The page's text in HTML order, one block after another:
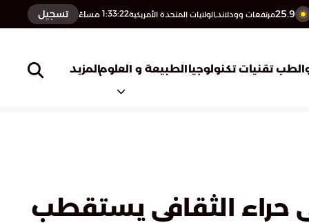
25.9مرتفعات وودلاند,الولايات المتحدة الأمريكية1:33:23 مساءً تسجيل
تقنيات تكنولوجياالطبيعة و العلومالمزيد
حراء الثقافي يستقطب